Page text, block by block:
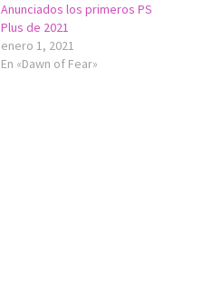
Anunciados los primeros PS
Plus de 2021
enero 1, 2021
En «Dawn of Fear»